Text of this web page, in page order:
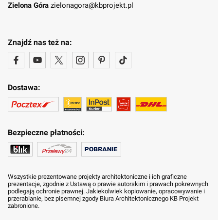
Zielona Góra zielonagora@kbprojekt.pl
Znajdź nas też na:
Dostawa:
Bezpieczne płatności:
Wszystkie prezentowane projekty architektoniczne i ich graficzne
prezentacje, zgodnie z Ustawą o prawie autorskim i prawach pokrewnych
podlegają ochronie prawnej. Jakiekolwiek kopiowanie, opracowywanie i
przerabianie, bez pisemnej zgody Biura Architektonicznego KB Projekt
zabronione.